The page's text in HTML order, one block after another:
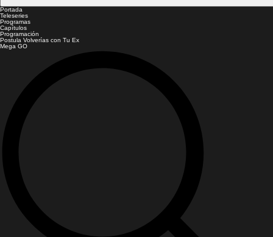
Portada
Teleseries
Programas
Capítulos
Programación
Postula Volverías con Tu Ex
Mega GO